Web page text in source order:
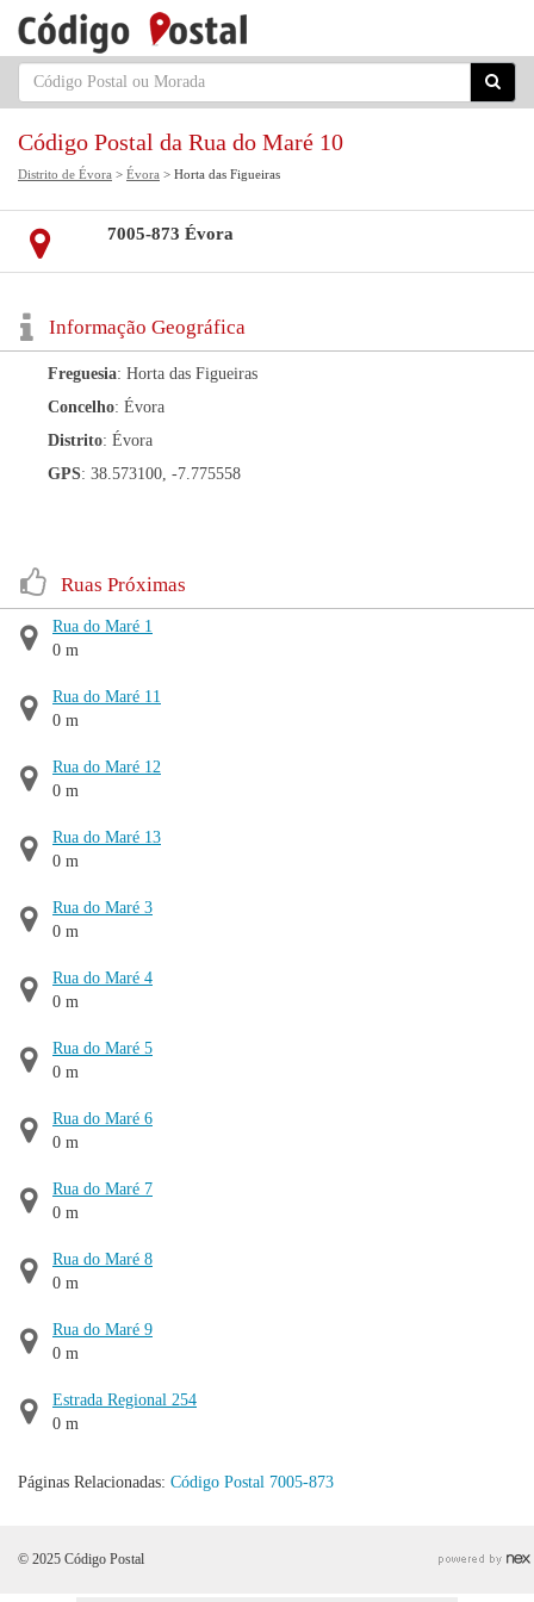
Código Postal da Rua do Maré 10
Distrito de Évora > Évora > Horta das Figueiras
7005-873 Évora
Informação Geográfica
Freguesia: Horta das Figueiras
Concelho: Évora
Distrito: Évora
GPS: 38.573100, -7.775558
Ruas Próximas
Rua do Maré 1
0 m
Rua do Maré 11
0 m
Rua do Maré 12
0 m
Rua do Maré 13
0 m
Rua do Maré 3
0 m
Rua do Maré 4
0 m
Rua do Maré 5
0 m
Rua do Maré 6
0 m
Rua do Maré 7
0 m
Rua do Maré 8
0 m
Rua do Maré 9
0 m
Estrada Regional 254
0 m
Páginas Relacionadas: Código Postal 7005-873
© 2025 Código Postal